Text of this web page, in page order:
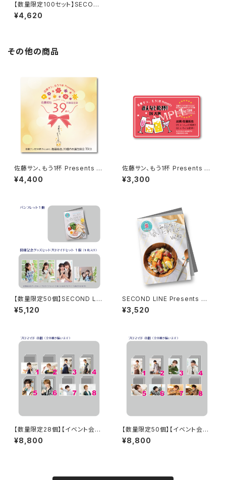
【数量限定100セット】SECOND
LINE Presents みんなに会い
に行くよ! スペシャル in 静岡 開
¥4,620
その他の商品
佐藤サン、もう1杯 Presents 佐
藤拓也、39歳のお誕生日会 39
（Thank you）CD
¥4,400
佐藤サン、もう1杯 Presents み
んなに会いに行くよ！IN 大阪 乾
杯トーク音源「みんなと乾杯! IN
¥3,300
【数量限定50個】SECOND LIN
E Presents みんなに会いに行
くよ! 第46回 in 静岡 開催記念
¥5,120
SECOND LINE Presents み
んなに会いに行くよ! 第42回 in
静岡 パンフレット
¥3,520
【数量限定28個】【イベント会場
特典付き】SECOND LINE Pre
sents みんなに会いに行くよ!
¥8,800
【数量限定50個】【イベント会場
特典付き】SECOND LINE Pre
sents みんなに会いに行くよ!
¥8,800